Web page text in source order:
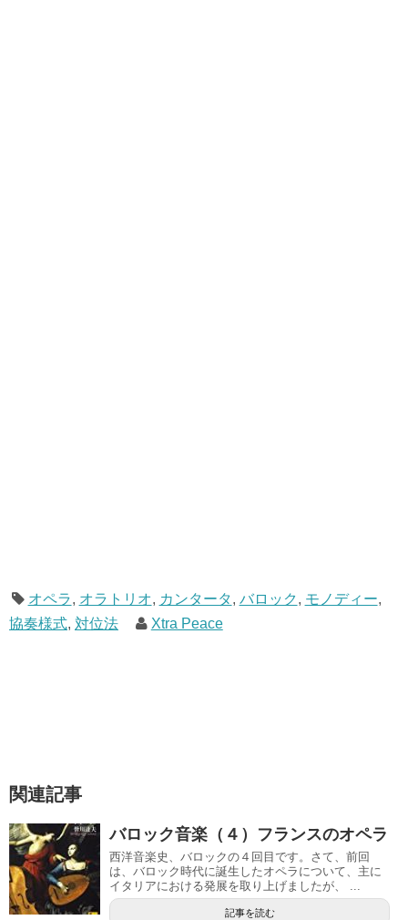
オペラ, オラトリオ, カンタータ, バロック , モノディー,
協奏様式, 対位法 Xtra Peace
関連記事
バロック音楽（４）フランスのオペラ
西洋音楽史、バロックの４回目です。さて、前回
は、バロック時代に誕生したオペラについて、主に
イタリアにおける発展を取り上げましたが、 ...
記事を読む